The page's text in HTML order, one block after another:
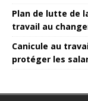
Plan de lutte de
travail au
Canicule au
protéger les